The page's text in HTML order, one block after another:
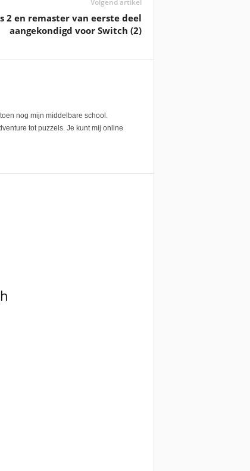
Volgend artikel
2 en remaster van eerste deel
aangekondigd voor Switch (2)
nog mijn middelbare school.
tot puzzels. Je kunt mij online